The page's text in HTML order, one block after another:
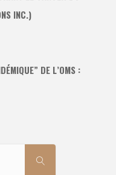
INC.)
DE L’OMS :
RECHERCHE